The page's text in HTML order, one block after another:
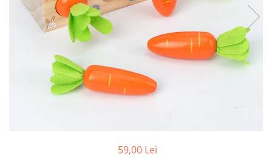
2–3 ani
3–4 ani
Jucarii sub 59 lei
Carti & Activitati pentru Copii
59,00 Lei